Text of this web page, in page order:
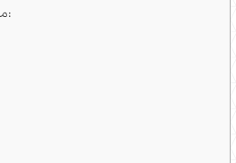
مراحل کلیدی در فرایند ترخیص کالا به عراق عبارتند از: